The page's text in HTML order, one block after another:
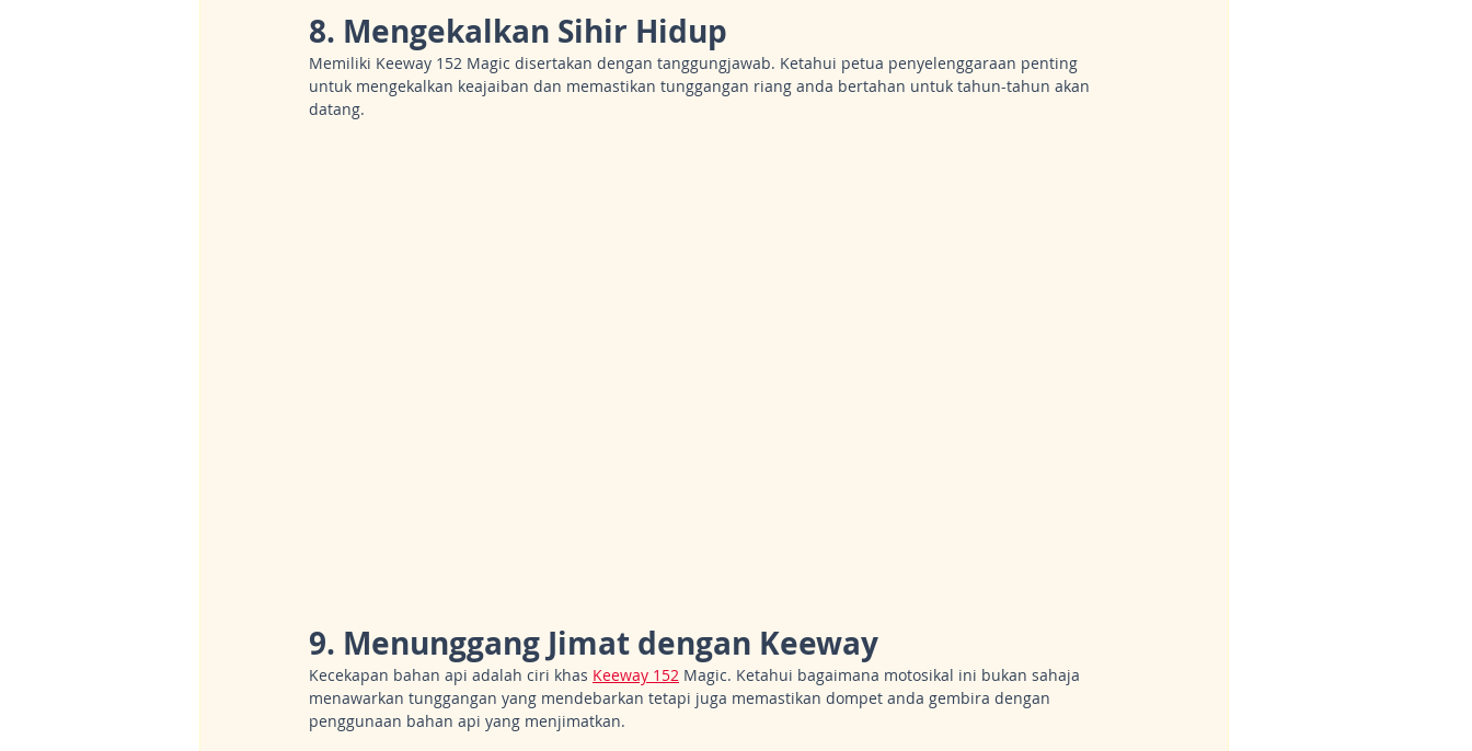
8. Mengekalkan Sihir Hidup
Memiliki Keeway 152 Magic disertakan dengan tanggungjawab. Ketahui petua penyelenggaraan penting
untuk mengekalkan keajaiban dan memastikan tunggangan riang anda bertahan untuk tahun-tahun akan
datang.
9. Menunggang Jimat dengan Keeway
Kecekapan bahan api adalah ciri khas Keeway 152 Magic. Ketahui bagaimana motosikal ini bukan sahaja
menawarkan tunggangan yang mendebarkan tetapi juga memastikan dompet anda gembira dengan
penggunaan bahan api yang menjimatkan.